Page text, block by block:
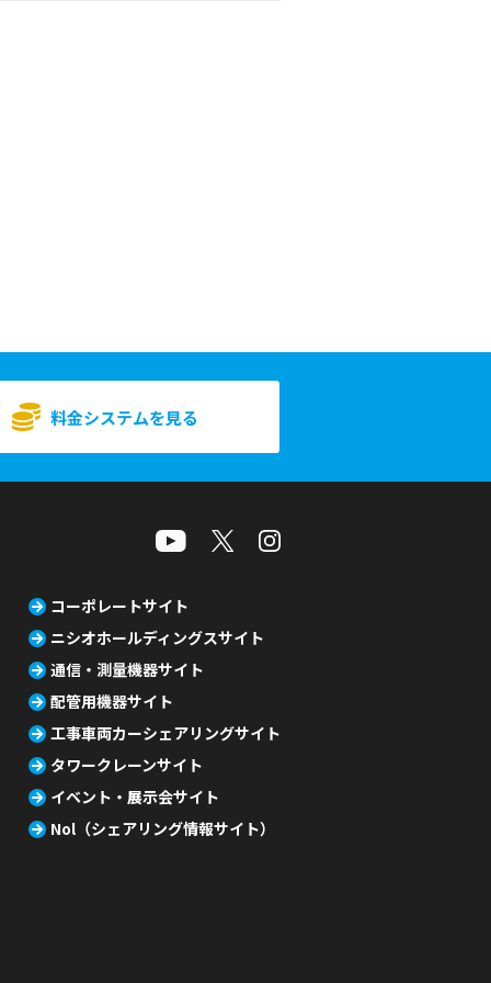
料金システムを見る
コーポレートサイト
ニシオホールディングスサイト
通信・測量機器サイト
配管用機器サイト
工事車両カーシェアリングサイト
タワークレーンサイト
イベント・展示会サイト
Nol（シェアリング情報サイト）